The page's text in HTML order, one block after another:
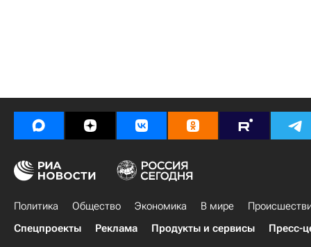
Политика Общество Экономика В мире
Спецпроекты
Реклама Продукты и сервисы Пресс-